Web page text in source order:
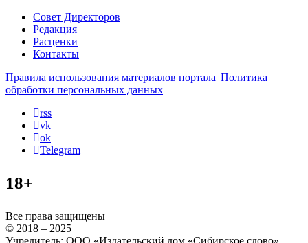
Совет Директоров
Редакция
Расценки
Контакты
Правила использования материалов портала| Политика
обработки персональных данных
rss
vk
ok
Telegram
18+
Все права защищены
© 2018 – 2025
Учредитель: ООО «Издательский дом «Сибирское слово»